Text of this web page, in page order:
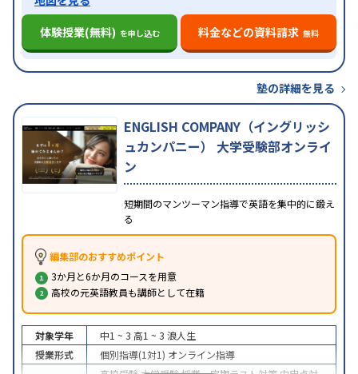
体験授業(無料) を申し込む 料金などの資料請求 無料
塾の詳細を見る
ENGLISH COMPANY（イングリッシ
ュカンパニー） 大学受験部オンライ
ン
短期間のマンツーマン指導で英語を集中的に鍛え
る
編集部のおすすめポイント
3か月と6か月のコースを用意
高校の元英語教員も講師として在籍
対象学年 中1 ~ 3 高1 ~ 3 浪人生
授業形式
個別指導(1対1) オンライン指導